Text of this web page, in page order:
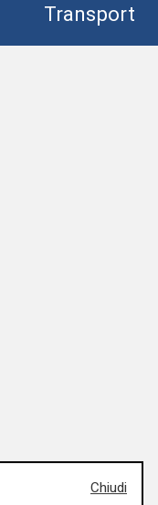
Transport
Chiudi